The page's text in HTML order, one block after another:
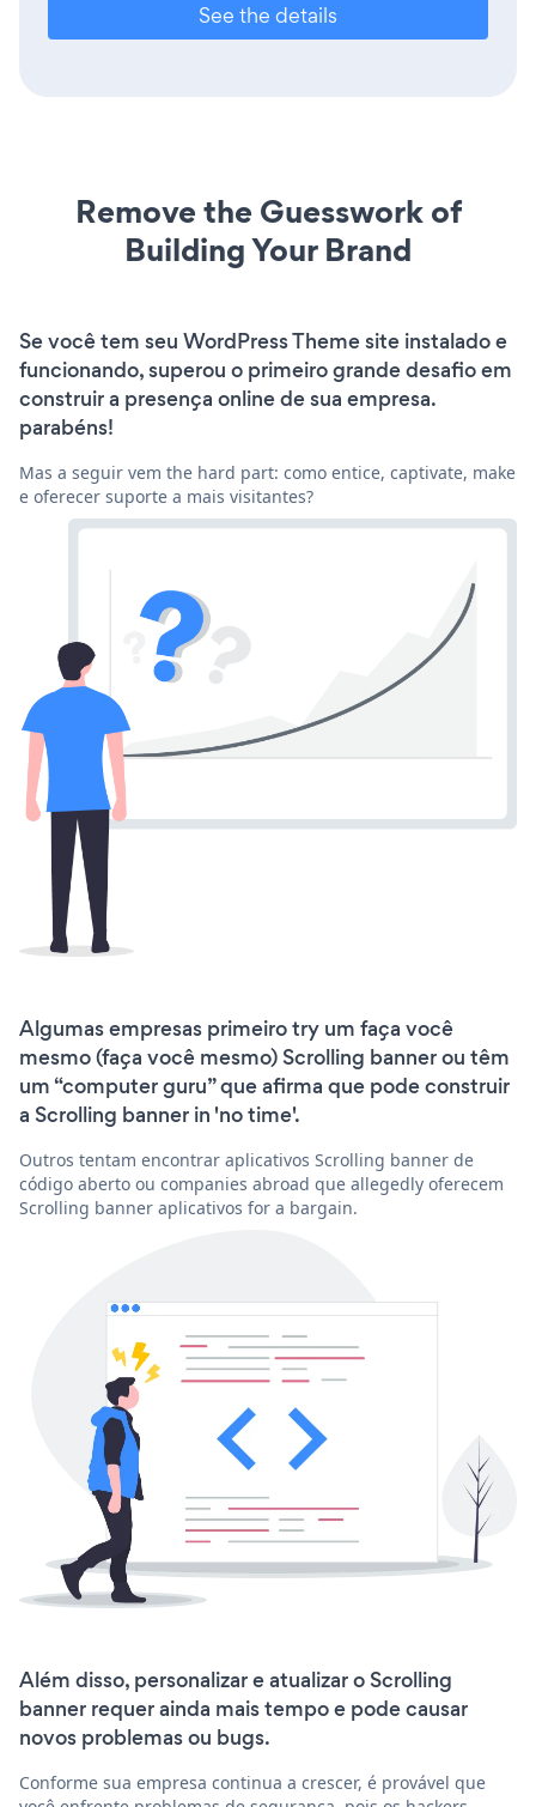
See the details
Remove the Guesswork of
Building Your Brand
Se você tem seu WordPress Theme site instalado e
funcionando, superou o primeiro grande desafio em
construir a presença online de sua empresa.
parabéns!
Mas a seguir vem the hard part: como entice, captivate, make
e oferecer suporte a mais visitantes?
Algumas empresas primeiro try um faça você
mesmo (faça você mesmo) Scrolling banner ou têm
um “computer guru” que afirma que pode construir
a Scrolling banner in 'no time'.
Outros tentam encontrar aplicativos Scrolling banner de
código aberto ou companies abroad que allegedly oferecem
Scrolling banner aplicativos for a bargain.
Além disso, personalizar e atualizar o Scrolling
banner requer ainda mais tempo e pode causar
novos problemas ou bugs.
Conforme sua empresa continua a crescer, é provável que